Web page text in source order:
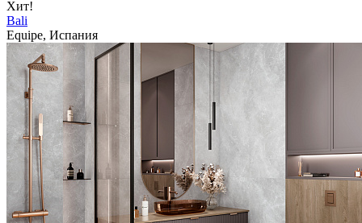
Хит!
Bali
Equipe, Испания